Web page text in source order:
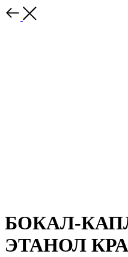
БОКАЛ-
ЭТАНОЛ